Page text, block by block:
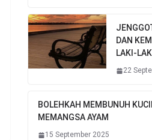
DAN
LAKI-LAKI
22
BOLEHKAH MEMBUNUH
MEMANGSA AYAM
15 September 2025